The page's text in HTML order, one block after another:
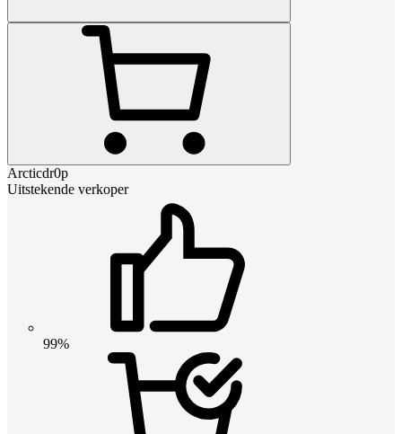
Arcticdr0p
Uitstekende verkoper
99%